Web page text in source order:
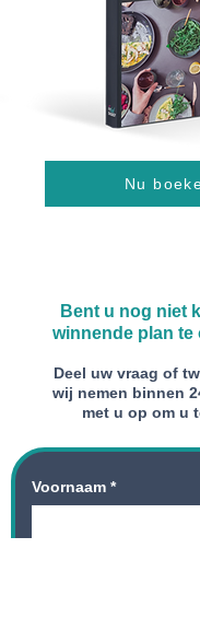
Nu
Bent u nog niet
winnende plan te
Deel uw vraag of
wij nemen binnen
met u op om u
Voornaam *